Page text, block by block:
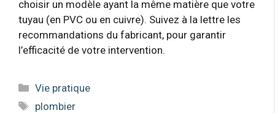
choisir un modèle ayant la même matière que votre
tuyau (en PVC ou en cuivre). Suivez à la lettre les
recommandations du fabricant, pour garantir
l’efficacité de votre intervention.
Catégories
Vie pratique
Étiquettes
plombier